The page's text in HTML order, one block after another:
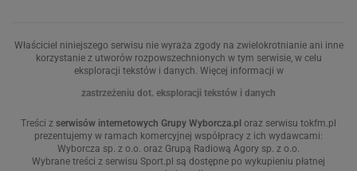
Właściciel niniejszego serwisu nie wyraża zgody na zwielokrotnianie ani inne
korzystanie z utworów rozpowszechnionych w tym serwisie, w celu
eksploracji tekstów i danych. Więcej informacji w
zastrzeżeniu dot. eksploracji tekstów i danych
Treści z serwisów internetowych Grupy Wyborcza.pl oraz serwisu tokfm.pl
prezentujemy w ramach komercyjnej współpracy z ich wydawcami:
Wyborcza sp. z o.o. oraz Grupą Radiową Agory sp. z o.o.
Wybrane treści z serwisu Sport.pl są dostępne po wykupieniu płatnej